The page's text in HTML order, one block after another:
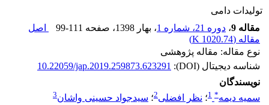
تولیدات دامی
مقاله 9
، دوره 21، شماره 1 ، بهار 1398 ، صفحه 99-111
اصل
مقاله (1020.74 K
)
نوع مقاله: مقاله پژوهشی
شناسه دیجیتال (DOI):
10.22059/jap.2019.259873.623291
نویسندگان
سمیه دیمه*
1؛ نظر افضلی2؛ سیدجواد حسینی واشان3